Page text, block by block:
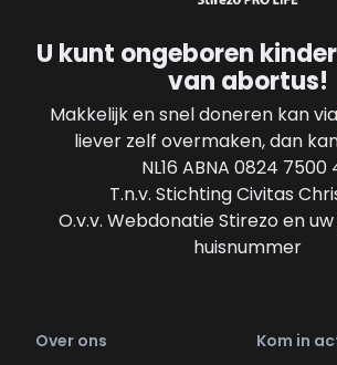
U kunt ongeboren
van abortus!
Makkelijk en snel doneren kan via
liever zelf overmaken, dan
NL16 ABNA 0824 7500
T.n.v. Stichting Civitas
O.v.v. Webdonatie Stirezo en
huisnummer
Over ons Kom in